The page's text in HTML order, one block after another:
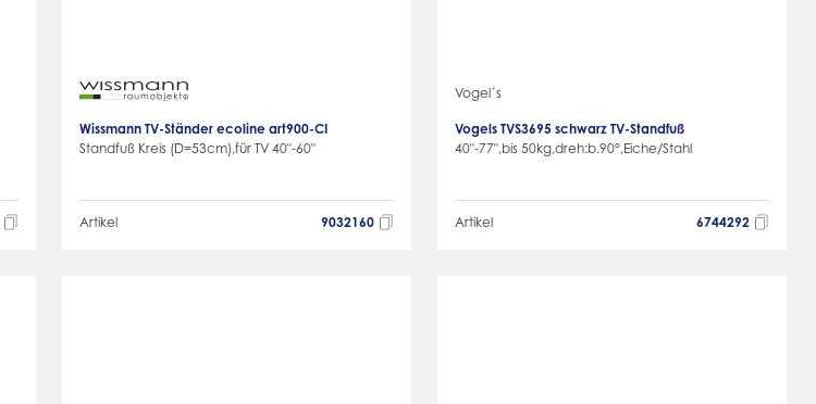
Wissmann TV-Ständer ecoline art900-CI
Standfuß Kreis (D=53cm),für TV 40"-60"
Artikel 9032160
Vogel´s
Vogels TVS3695 schwarz TV-Standfuß
40"-77",bis 50kg,dreh:b.90°,Eiche/Stahl
Artikel 6744292